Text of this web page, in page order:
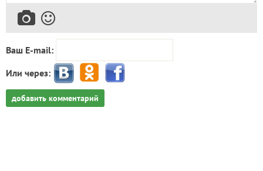
Ваш E-mail:
Или через:
добавить комментарий